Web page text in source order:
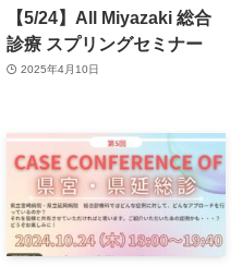
【5/24】All Miyazaki 総合
診療 スプリングセミナー
2025年4月10日